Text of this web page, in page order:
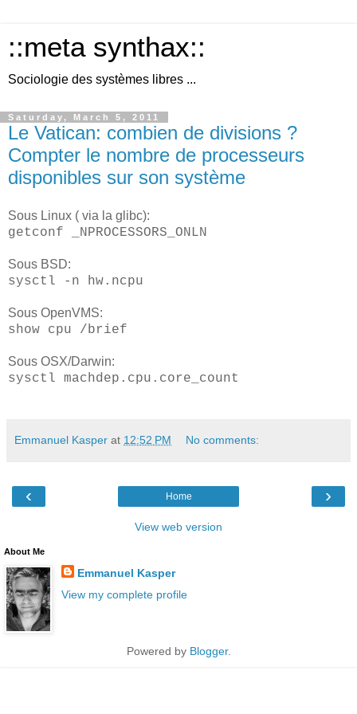
::meta synthax::
Sociologie des systèmes libres ...
Saturday, March 5, 2011
Le Vatican: combien de divisions ?
Compter le nombre de processeurs
disponibles sur son système
Sous Linux ( via la glibc):
getconf _NPROCESSORS_ONLN
Sous BSD:
sysctl -n hw.ncpu
Sous OpenVMS:
show cpu /brief
Sous OSX/Darwin:
sysctl machdep.cpu.core_count
Emmanuel Kasper at 12:52 PM No comments:
‹ ›
Home
View web version
About Me
Emmanuel Kasper
View my complete profile
Powered by Blogger.